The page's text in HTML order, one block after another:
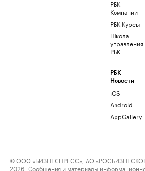
РБК
Компании
РБК Курсы
Школа
управления
РБК
РБК
Новости
iOS
Android
AppGallery
© ООО «БИЗНЕСПРЕСС», АО
2026. Сообщения и материалы